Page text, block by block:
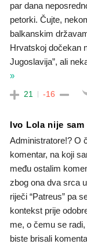
par dana
petorki. Čujte,
balkanskim
Hrvatskoj dočekan
Jugoslavija”, ali
»
21 -16
Ivo Lola nije sam
Administratore!? O
komentar, na koji
među ostalim
zbog ona dva srca
riječi “Patreus” pa
kontekst prije
me, o čemu se
biste brisali